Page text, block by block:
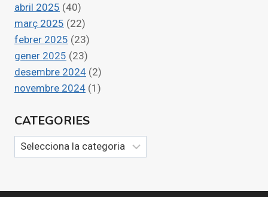
abril 2025 (40)
març 2025 (22)
febrer 2025 (23)
gener 2025 (23)
desembre 2024 (2)
novembre 2024 (1)
CATEGORIES
Categories